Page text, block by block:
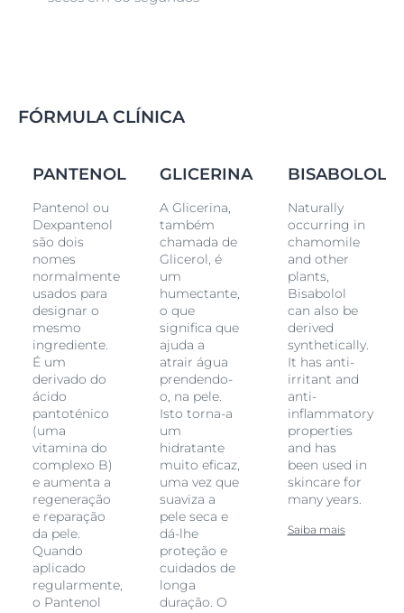
FÓRMULA CLÍNICA
PANTENOL
Pantenol ou
Dexpantenol
são dois
nomes
normalmente
usados para
designar o
mesmo
ingrediente.
É um
derivado do
ácido
pantoténico
(uma
vitamina do
complexo B)
e aumenta a
regeneração
e reparação
da pele.
Quando
aplicado
regularmente,
o Pantenol
GLICERINA
A Glicerina,
também
chamada de
Glicerol, é
um
humectante,
o que
significa que
ajuda a
atrair água
prendendo-
o, na pele.
Isto torna-a
um
hidratante
muito eficaz,
uma vez que
suaviza a
pele seca e
dá-lhe
proteção e
cuidados de
longa
duração. O
BISABOLOL
Naturally
occurring in
chamomile
and other
plants,
Bisabolol
can also be
derived
synthetically.
It has anti-
irritant and
anti-
inflammatory
properties
and has
been used in
skincare for
many years.
Saiba mais